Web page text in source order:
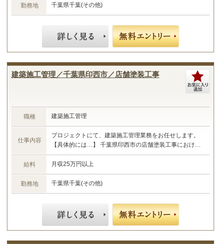
に合わせた業務をお任せします☆
勤務地 千葉県千葉(その他)
建築施工管理／千葉県印西市／店舗塗装工事
職種 建築施工管理
仕事内容
プロジェクトにて、建築施工管理業務をお任せします。
【具体的には…】 千葉県印西市の店舗塗装工事における
施工管理業務 ・現場管理全般（原価、工程、安全、品
質） ・予算管理、施工計画 ・現場工事の取りまとめ ・
書類作成 など ☆あなたのご経験やスキルに合わせた業務
をお任せします☆
給料 月収25万円以上
勤務地 千葉県千葉(その他)